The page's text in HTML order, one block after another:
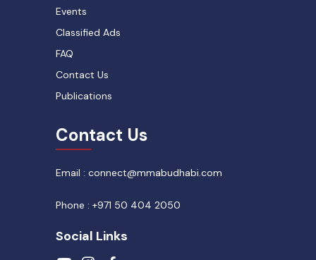
Events
Classified Ads
FAQ
Contact Us
Publications
Contact Us
Email : connect@mmabudhabi.com
Phone : +971 50 404 2050
Social Links